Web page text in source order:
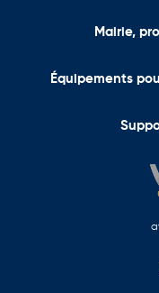
Mairie,
Équipements